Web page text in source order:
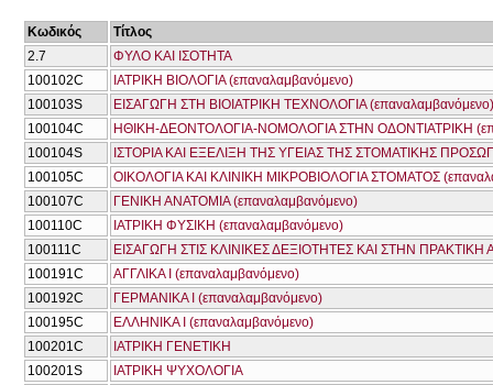
Κωδικός
Τίτλος
2.7
ΦΥΛΟ ΚΑΙ ΙΣΟΤΗΤΑ
100102C
ΙΑΤΡΙΚΗ ΒΙΟΛΟΓΙΑ (επαναλαμβανόμενο)
100103S
ΕΙΣΑΓΩΓΗ ΣΤΗ ΒΙΟΙΑΤΡΙΚΗ ΤΕΧΝΟΛΟΓΙΑ (επαναλαμβανόμενο)
100104C
ΗΘΙΚΗ-ΔΕΟΝΤΟΛΟΓΙΑ-ΝΟΜΟΛΟΓΙΑ ΣΤΗΝ ΟΔΟΝΤΙΑΤΡΙΚΗ
100104S
ΙΣΤΟΡΙΑ ΚΑΙ ΕΞΕΛΙΞΗ ΤΗΣ ΥΓΕΙΑΣ ΤΗΣ ΣΤΟΜΑΤΙΚΗΣ
100105C
ΟΙΚΟΛΟΓΙΑ ΚΑΙ ΚΛΙΝΙΚΗ ΜΙΚΡΟΒΙΟΛΟΓΙΑ ΣΤΟΜΑΤΟΣ
100107C
ΓΕΝΙΚΗ ΑΝΑΤΟΜΙΑ (επαναλαμβανόμενο)
100110C
ΙΑΤΡΙΚΗ ΦΥΣΙΚΗ (επαναλαμβανόμενο)
100111C
ΕΙΣΑΓΩΓΗ ΣΤΙΣ ΚΛΙΝΙΚΕΣ ΔΕΞΙΟΤΗΤΕΣ ΚΑΙ ΣΤΗΝ ΠΡΑΚΤΙΚΗ
100191C
ΑΓΓΛΙΚΑ Ι (επαναλαμβανόμενο)
100192C
ΓΕΡΜΑΝΙΚΑ Ι (επαναλαμβανόμενο)
100195C
ΕΛΛΗΝΙΚΑ Ι (επαναλαμβανόμενο)
100201C
ΙΑΤΡΙΚΗ ΓΕΝΕΤΙΚΗ
100201S
ΙΑΤΡΙΚΗ ΨΥΧΟΛΟΓΙΑ